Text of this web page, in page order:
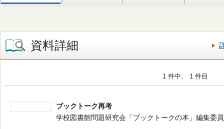
資料詳細
1 件中、 1 件目
ブックトーク再考
学校図書館問題研究会「ブックトークの本」編集委